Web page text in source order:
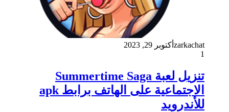
zarkachat أكتوبر 29, 2023
1
تنزيل لعبة Summertime Saga
الاجتماعية على الهاتف برابط apk
للأندرويد